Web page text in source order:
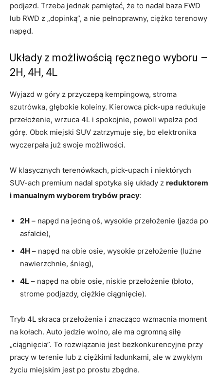
podjazd. Trzeba jednak pamiętać, że to nadal baza FWD
lub RWD z „dopinką”, a nie pełnoprawny, ciężko terenowy
napęd.
Układy z możliwością ręcznego wyboru –
2H, 4H, 4L
Wyjazd w góry z przyczepą kempingową, stroma
szutrówka, głębokie koleiny. Kierowca pick-upa redukuje
przełożenie, wrzuca 4L i spokojnie, powoli wpełza pod
górę. Obok miejski SUV zatrzymuje się, bo elektronika
wyczerpała już swoje możliwości.
W klasycznych terenówkach, pick-upach i niektórych
SUV-ach premium nadal spotyka się układy z reduktorem
i manualnym wyborem trybów pracy:
2H – napęd na jedną oś, wysokie przełożenie (jazda po
asfalcie),
4H – napęd na obie osie, wysokie przełożenie (luźne
nawierzchnie, śnieg),
4L – napęd na obie osie, niskie przełożenie (błoto,
strome podjazdy, ciężkie ciągnięcie).
Tryb 4L skraca przełożenia i znacząco wzmacnia moment
na kołach. Auto jedzie wolno, ale ma ogromną siłę
„ciągnięcia”. To rozwiązanie jest bezkonkurencyjne przy
pracy w terenie lub z ciężkimi ładunkami, ale w zwykłym
życiu miejskim jest po prostu zbędne.